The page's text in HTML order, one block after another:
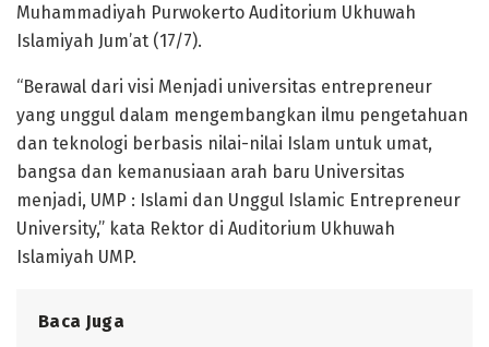
Muhammadiyah Purwokerto Auditorium Ukhuwah
Islamiyah Jum’at (17/7).
“Berawal dari visi Menjadi universitas entrepreneur
yang unggul dalam mengembangkan ilmu pengetahuan
dan teknologi berbasis nilai-nilai Islam untuk umat,
bangsa dan kemanusiaan arah baru Universitas
menjadi, UMP : Islami dan Unggul Islamic Entrepreneur
University,” kata Rektor di Auditorium Ukhuwah
Islamiyah UMP.
Baca Juga